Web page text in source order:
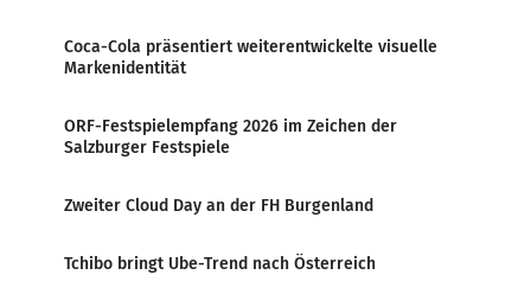
Coca-Cola präsentiert weiterentwickelte visuelle
Markenidentität
ORF-Festspielempfang 2026 im Zeichen der
Salzburger Festspiele
Zweiter Cloud Day an der FH Burgenland
Tchibo bringt Ube-Trend nach Österreich